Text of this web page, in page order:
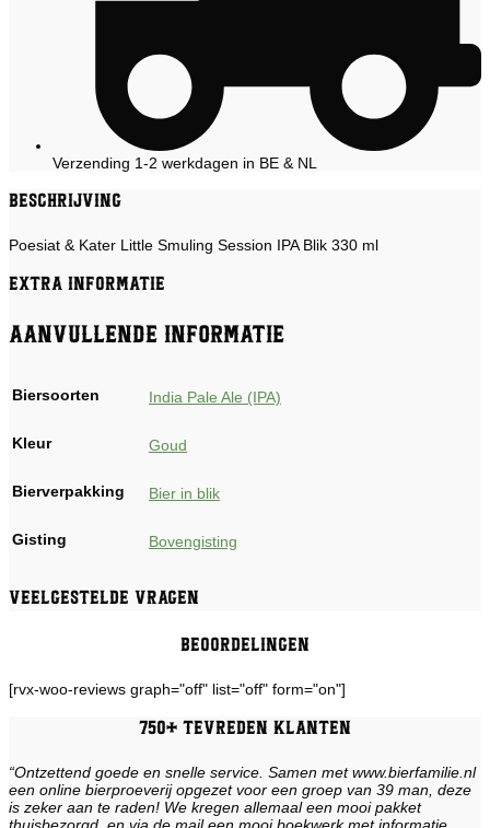
Verzending 1-2 werkdagen in BE & NL
Beschrijving
Poesiat & Kater Little Smuling Session IPA Blik 330 ml
Extra informatie
Aanvullende informatie
Biersoorten India Pale Ale (IPA)
Kleur Goud
Bierverpakking Bier in blik
Gisting Bovengisting
Veelgestelde vragen
Beoordelingen
[rvx-woo-reviews graph="off" list="off" form="on"]
750+ tevreden klanten
“Ontzettend goede en snelle service. Samen met www.bierfamilie.nl
een online bierproeverij opgezet voor een groep van 39 man, deze
is zeker aan te raden! We kregen allemaal een mooi pakket
thuisbezorgd, en via de mail een mooi boekwerk met informatie